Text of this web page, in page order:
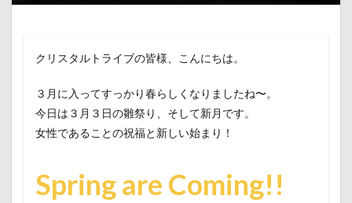
クリスタルトライブの皆様、こんにちは。
３月に入ってすっかり春らしくなりましたね〜。
今日は３月３日の雛祭り、そして新月です。
女性であることの祝福と新しい始まり！
Spring are Coming!!